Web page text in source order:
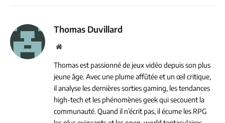
Thomas Duvillard
Website
Thomas est passionné de jeux vidéo depuis son plus
jeune âge. Avec une plume affûtée et un œil critique,
il analyse les dernières sorties gaming, les tendances
high-tech et les phénomènes geek qui secouent la
communauté. Quand il n’écrit pas, il écume les RPG